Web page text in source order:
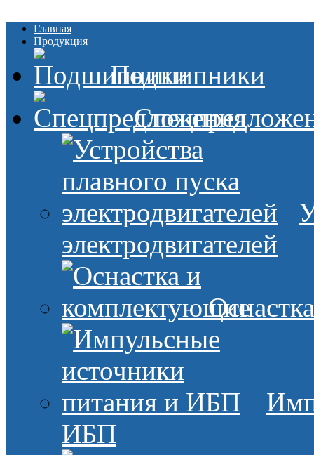
Главная
Продукция
Подшипники
электродвигателей
ИБП